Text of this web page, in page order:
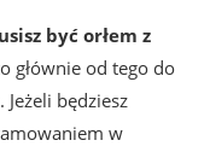
być orłem z
głównie od tego do
będziesz
w